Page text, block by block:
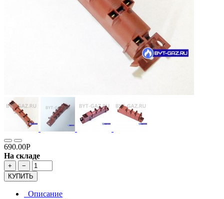
690.00Р
На складе
+
−
КУПИТЬ
Описание